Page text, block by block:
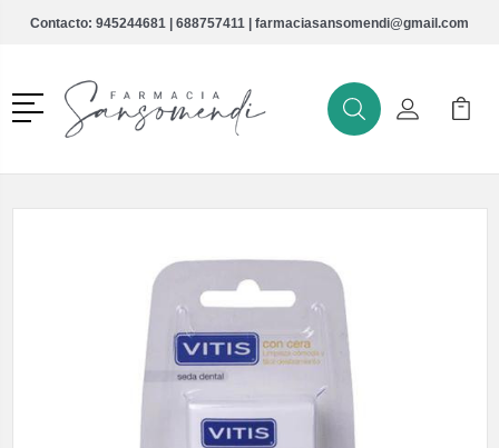
Contacto: 945244681 | 688757411 | farmaciasansomendi@gmail.com
Menú
BuscarMi Cuenta
Mi